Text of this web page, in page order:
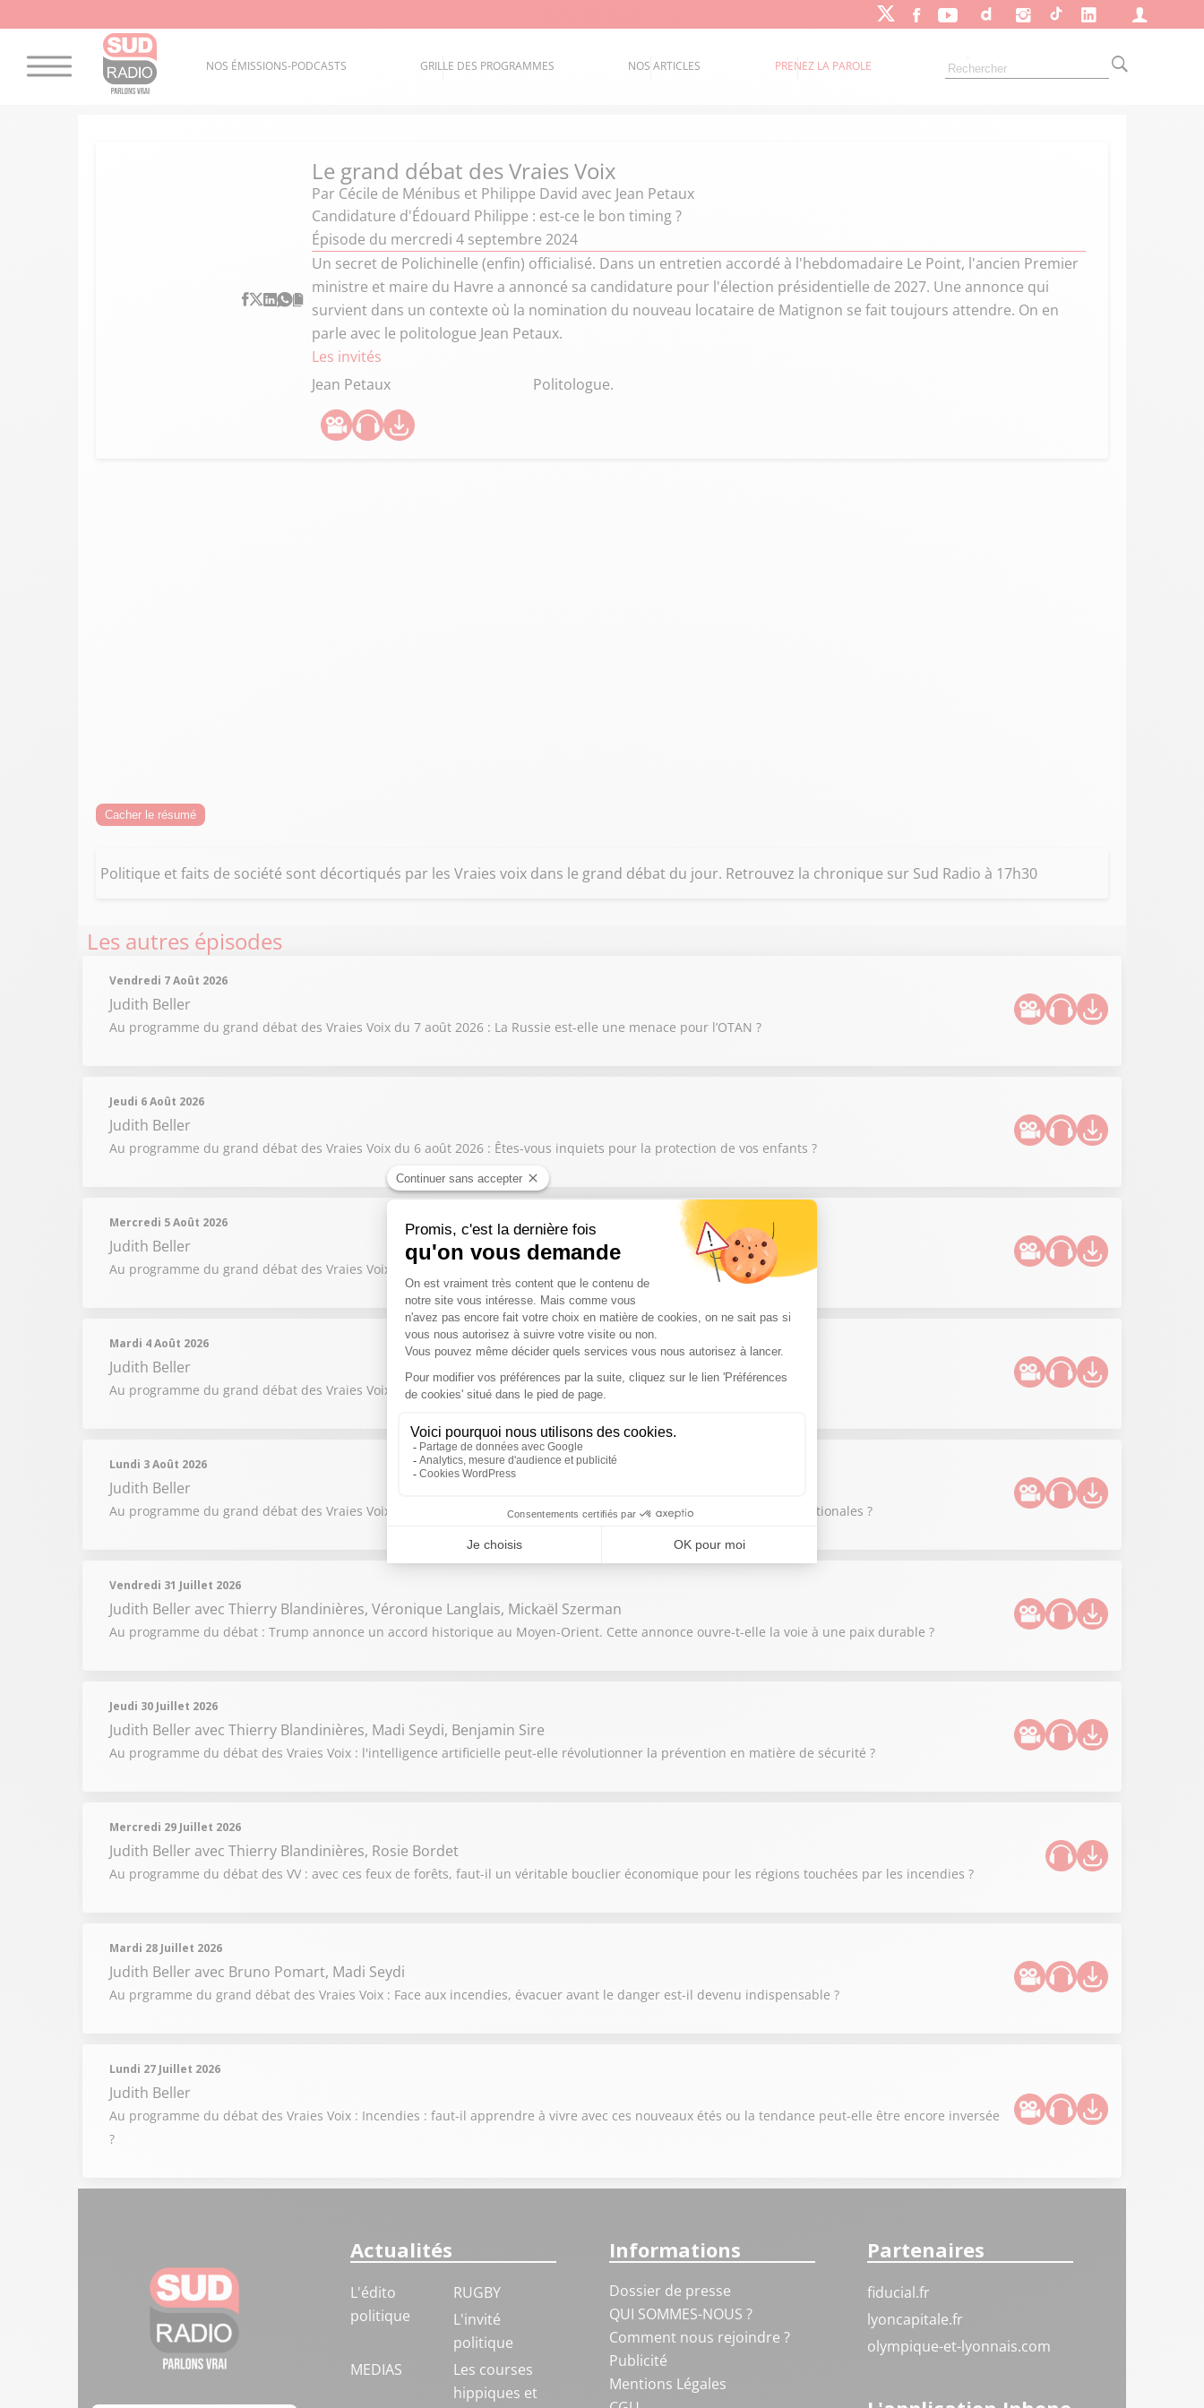
NOS ÉMISSIONS-PODCASTS GRILLE DES PROGRAMMES NOS ARTICLES PRENEZ LA PAROLE
Le grand débat des Vraies Voix
Par Cécile de Ménibus et Philippe David avec Jean Petaux
Candidature d'Édouard Philippe : est-ce le bon timing ?
Épisode du mercredi 4 septembre 2024
Un secret de Polichinelle (enfin) officialisé. Dans un entretien accordé à l'hebdomadaire Le Point, l'ancien Premier
ministre et maire du Havre a annoncé sa candidature pour l'élection présidentielle de 2027. Une annonce qui
survient dans un contexte où la nomination du nouveau locataire de Matignon se fait toujours attendre. On en
parle avec le politologue Jean Petaux.
Les invités
Jean Petaux
Politologue.
Cacher le résumé
Politique et faits de société sont décortiqués par les Vraies voix dans le grand débat du jour. Retrouvez la chronique sur Sud Radio à 17h30
Les autres épisodes
Vendredi 7 Août 2026
Judith Beller
Au programme du grand débat des Vraies Voix du 7 août 2026 : La Russie est-elle une menace pour l’OTAN ?
Jeudi 6 Août 2026
Judith Beller
Au programme du grand débat des Vraies Voix du 6 août 2026 : Êtes-vous inquiets pour la protection de vos enfants ?
Mercredi 5 Août 2026
Judith Beller
Au programme du grand débat des Vraies Voix du 5 août : prix à la pompe, faut-il plafonner le prix des carburants ?
Mardi 4 Août 2026
Judith Beller
Au programme du grand débat des Vraies Voix du mardi 4 août 2026 : Les vacances sont-elles devenues un luxe ?
Lundi 3 Août 2026
Judith Beller
Au programme du grand débat des Vraies Voix du 3 août 2026 : La France est-elle trop dépendante des crises internationales ?
Vendredi 31 Juillet 2026
Judith Beller avec Thierry Blandinières, Véronique Langlais, Mickaël Szerman
Au programme du débat : Trump annonce un accord historique au Moyen-Orient. Cette annonce ouvre-t-elle la voie à une paix durable ?
Jeudi 30 Juillet 2026
Judith Beller avec Thierry Blandinières, Madi Seydi, Benjamin Sire
Au programme du débat des Vraies Voix : l'intelligence artificielle peut-elle révolutionner la prévention en matière de sécurité ?
Mercredi 29 Juillet 2026
Judith Beller avec Thierry Blandinières, Rosie Bordet
Au programme du débat des VV : avec ces feux de forêts, faut-il un véritable bouclier économique pour les régions touchées par les incendies ?
Mardi 28 Juillet 2026
Judith Beller avec Bruno Pomart, Madi Seydi
Au prgramme du grand débat des Vraies Voix : Face aux incendies, évacuer avant le danger est-il devenu indispensable ?
Lundi 27 Juillet 2026
Judith Beller
Au programme du débat des Vraies Voix : Incendies : faut-il apprendre à vivre avec ces nouveaux étés ou la tendance peut-elle être encore inversée
?
Actualités
L'édito
politique
RUGBY
L'invité
politique
MEDIAS
Les courses
hippiques et
Informations
Dossier de presse
QUI SOMMES-NOUS ?
Comment nous rejoindre ?
Publicité
Mentions Légales
Partenaires
fiducial.fr
lyoncapitale.fr
olympique-et-lyonnais.com